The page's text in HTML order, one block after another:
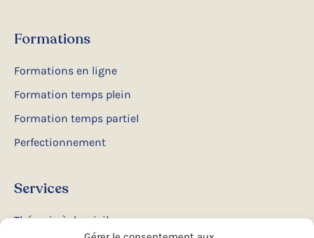
Formations
Formations en ligne
Formation temps plein
Formation temps partiel
Perfectionnement
Services
Thérapie à domicile